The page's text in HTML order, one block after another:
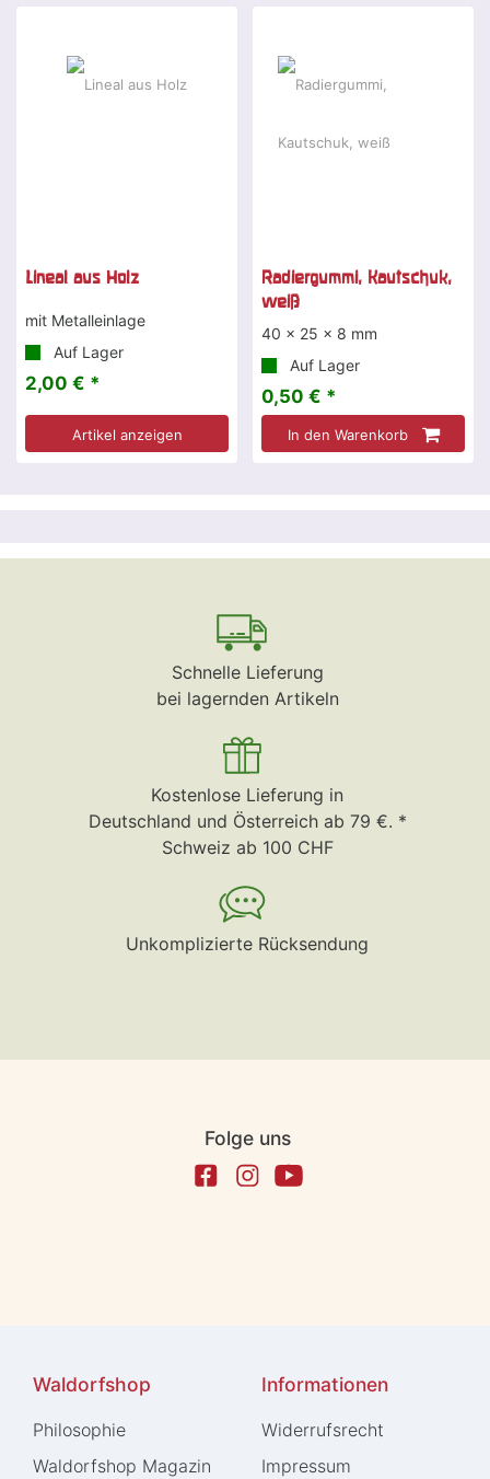
Lineal aus Holz
mit Metalleinlage
Auf Lager
2,00 € *
Artikel anzeigen
Radiergummi, Kautschuk,
weiß
40 x 25 x 8 mm
Auf Lager
0,50 € *
In den Warenkorb
Schnelle Lieferung
bei lagernden Artikeln
Kostenlose Lieferung in
Deutschland und Österreich ab 79 €. *
Schweiz ab 100 CHF
Unkomplizierte Rücksendung
Folge uns
Waldorfshop
Philosophie
Waldorfshop Magazin
Informationen
Widerrufs­recht
Impressum